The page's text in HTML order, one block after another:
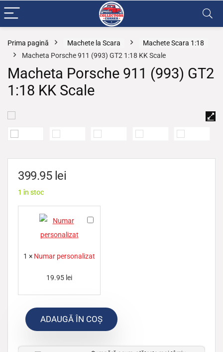
Prima pagină Machete la Scara
Machete Scara 1:18
Macheta Porsche 911 (993) GT2 1:18 KK Scale
Macheta Porsche 911 (993) GT2
1:18 KK Scale
399.95 lei
1 în stoc
N
r
s
1 × Numar personalizat
19.95 lei
ADAUGĂ ÎN COȘ